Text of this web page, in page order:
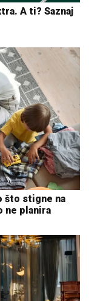
A ti? Saznaj
što stigne na
ne planira